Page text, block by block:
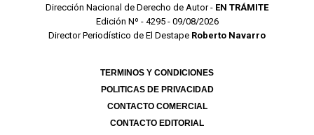
Dirección Nacional de Derecho de Autor - EN TRÁMITE
Edición Nº - 4295 - 09/08/2026
Director Periodístico de El Destape Roberto Navarro
TERMINOS Y CONDICIONES
POLITICAS DE PRIVACIDAD
CONTACTO COMERCIAL
CONTACTO EDITORIAL